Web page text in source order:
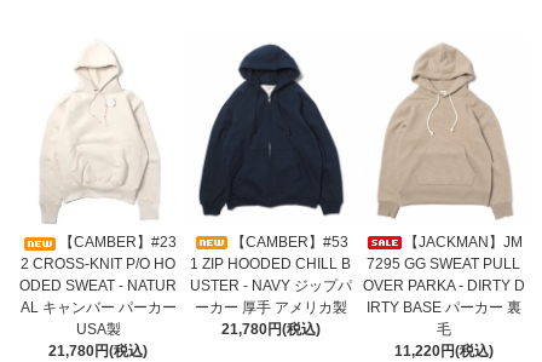
【CAMBER】#23
2 CROSS-KNIT P/O HO
ODED SWEAT - NATUR
AL キャンバー パーカー
USA製
21,780円(税込)
【CAMBER】#53
1 ZIP HOODED CHILL B
USTER - NAVY ジップパ
ーカー 厚手 アメリカ製
21,780円(税込)
【JACKMAN】JM
7295 GG SWEAT PULL
OVER PARKA - DIRTY D
IRTY BASE パーカー 裏
毛
11,220円(税込)